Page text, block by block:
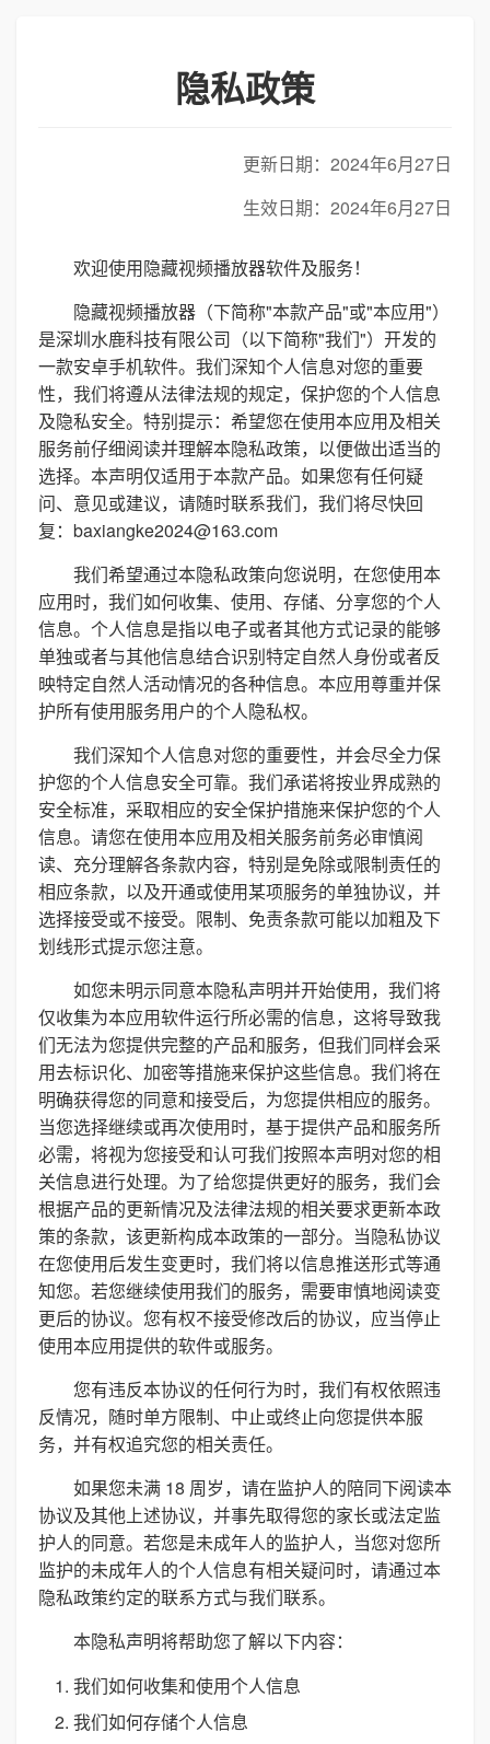
隐私政策
更新日期：2024年6月27日
生效日期：2024年6月27日
欢迎使用隐藏视频播放器软件及服务！
隐藏视频播放器（下简称"本款产品"或"本应用"）
是深圳水鹿科技有限公司（以下简称"我们"）开发的
一款安卓手机软件。我们深知个人信息对您的重要
性，我们将遵从法律法规的规定，保护您的个人信息
及隐私安全。特别提示：希望您在使用本应用及相关
服务前仔细阅读并理解本隐私政策，以便做出适当的
选择。本声明仅适用于本款产品。如果您有任何疑
问、意见或建议，请随时联系我们，我们将尽快回
复：baxiangke2024@163.com
我们希望通过本隐私政策向您说明，在您使用本
应用时，我们如何收集、使用、存储、分享您的个人
信息。个人信息是指以电子或者其他方式记录的能够
单独或者与其他信息结合识别特定自然人身份或者反
映特定自然人活动情况的各种信息。本应用尊重并保
护所有使用服务用户的个人隐私权。
我们深知个人信息对您的重要性，并会尽全力保
护您的个人信息安全可靠。我们承诺将按业界成熟的
安全标准，采取相应的安全保护措施来保护您的个人
信息。请您在使用本应用及相关服务前务必审慎阅
读、充分理解各条款内容，特别是免除或限制责任的
相应条款，以及开通或使用某项服务的单独协议，并
选择接受或不接受。限制、免责条款可能以加粗及下
划线形式提示您注意。
如您未明示同意本隐私声明并开始使用，我们将
仅收集为本应用软件运行所必需的信息，这将导致我
们无法为您提供完整的产品和服务，但我们同样会采
用去标识化、加密等措施来保护这些信息。我们将在
明确获得您的同意和接受后，为您提供相应的服务。
当您选择继续或再次使用时，基于提供产品和服务所
必需，将视为您接受和认可我们按照本声明对您的相
关信息进行处理。为了给您提供更好的服务，我们会
根据产品的更新情况及法律法规的相关要求更新本政
策的条款，该更新构成本政策的一部分。当隐私协议
在您使用后发生变更时，我们将以信息推送形式等通
知您。若您继续使用我们的服务，需要审慎地阅读变
更后的协议。您有权不接受修改后的协议，应当停止
使用本应用提供的软件或服务。
您有违反本协议的任何行为时，我们有权依照违
反情况，随时单方限制、中止或终止向您提供本服
务，并有权追究您的相关责任。
如果您未满 18 周岁，请在监护人的陪同下阅读本
协议及其他上述协议，并事先取得您的家长或法定监
护人的同意。若您是未成年人的监护人，当您对您所
监护的未成年人的个人信息有相关疑问时，请通过本
隐私政策约定的联系方式与我们联系。
本隐私声明将帮助您了解以下内容：
我们如何收集和使用个人信息
我们如何存储个人信息